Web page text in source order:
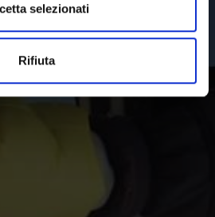
selezionati
Rifiuta
a tutto tondo in Val Venosta:
cinque comprensori sciistici
attrezzati per sci,
fondo e biathlon.